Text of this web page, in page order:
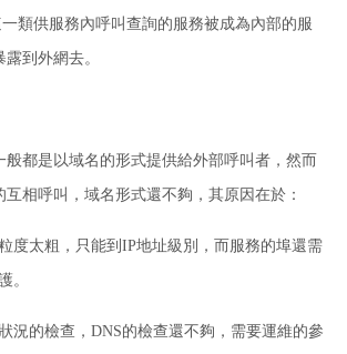
一類供服務內呼叫查詢的服務被成為內部的服
到外網去。
般都是以域名的形式提供給外部呼叫者，然而
相呼叫，域名形式還不夠，其原因在於：
度太粗，只能到IP地址級別，而服務的埠還需
。
況的檢查，DNS的檢查還不夠，需要運維的參